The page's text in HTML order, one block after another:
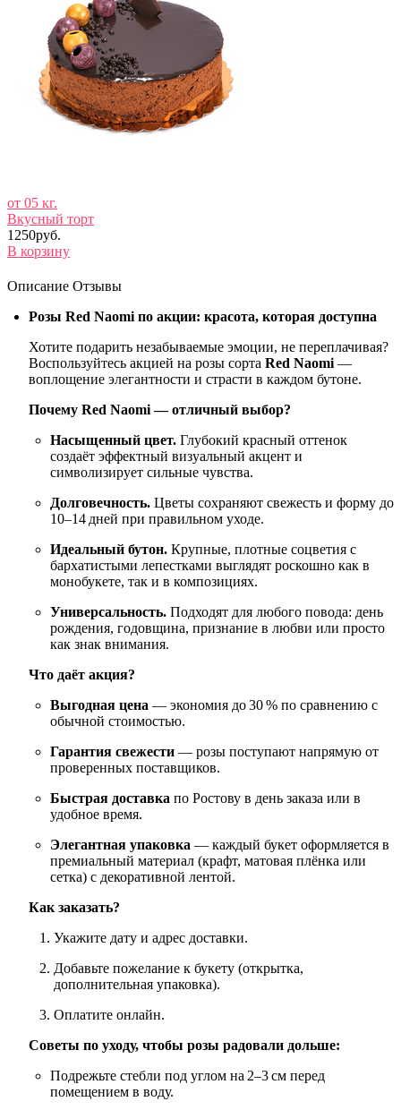
от 05 кг.
Вкусный торт
1250руб.
В корзину
Описание Отзывы
Розы Red Naomi по акции: красота, которая доступна
Хотите подарить незабываемые эмоции, не переплачивая?
Воспользуйтесь акцией на розы сорта Red Naomi —
воплощение элегантности и страсти в каждом бутоне.
Почему Red Naomi — отличный выбор?
Насыщенный цвет. Глубокий красный оттенок
создаёт эффектный визуальный акцент и
символизирует сильные чувства.
Долговечность. Цветы сохраняют свежесть и форму до
10–14 дней при правильном уходе.
Идеальный бутон. Крупные, плотные соцветия с
бархатистыми лепестками выглядят роскошно как в
монобукете, так и в композициях.
Универсальность. Подходят для любого повода: день
рождения, годовщина, признание в любви или просто
как знак внимания.
Что даёт акция?
Выгодная цена — экономия до 30 % по сравнению с
обычной стоимостью.
Гарантия свежести — розы поступают напрямую от
проверенных поставщиков.
Быстрая доставка по Ростову в день заказа или в
удобное время.
Элегантная упаковка — каждый букет оформляется в
премиальный материал (крафт, матовая плёнка или
сетка) с декоративной лентой.
Как заказать?
Укажите дату и адрес доставки.
Добавьте пожелание к букету (открытка,
дополнительная упаковка).
Оплатите онлайн.
Советы по уходу, чтобы розы радовали дольше:
Подрежьте стебли под углом на 2–3 см перед
помещением в воду.